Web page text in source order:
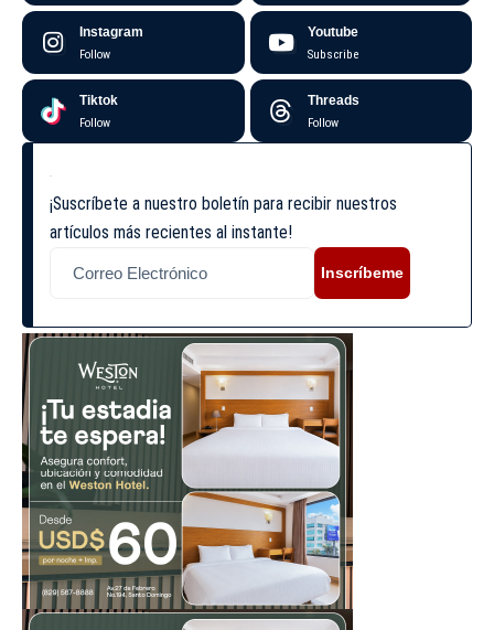
Instagram
Follow
Youtube
Subscribe
Tiktok
Follow
Threads
Follow
¡Suscríbete a nuestro boletín para recibir nuestros
artículos más recientes al instante!
Inscríbeme